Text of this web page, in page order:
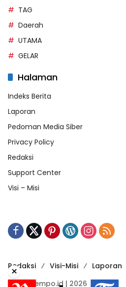
TAG
Daerah
UTAMA
GELAR
Halaman
Indeks Berita
Laporan
Pedoman Media Siber
Privacy Policy
Redaksi
Support Center
Visi – Misi
Redaksi Visi-Misi Laporan
RadarTempo.id | 2026
×